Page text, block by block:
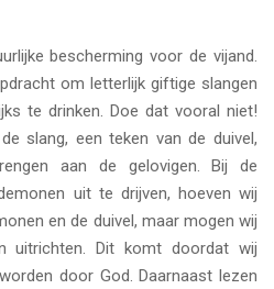
bescherming voor de vijand.
om letterlijk giftige slangen
te drinken. Doe dat vooral niet!
slang, een teken van de duivel,
aan de gelovigen. Bij de
uit te drijven, hoeven wij
en de duivel, maar mogen wij
uitrichten. Dit komt doordat wij
door God. Daarnaast lezen